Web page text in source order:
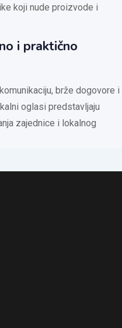
koji nude proizvode i
i praktično
brže dogovore i
oglasi predstavljaju
zajednice i lokalnog